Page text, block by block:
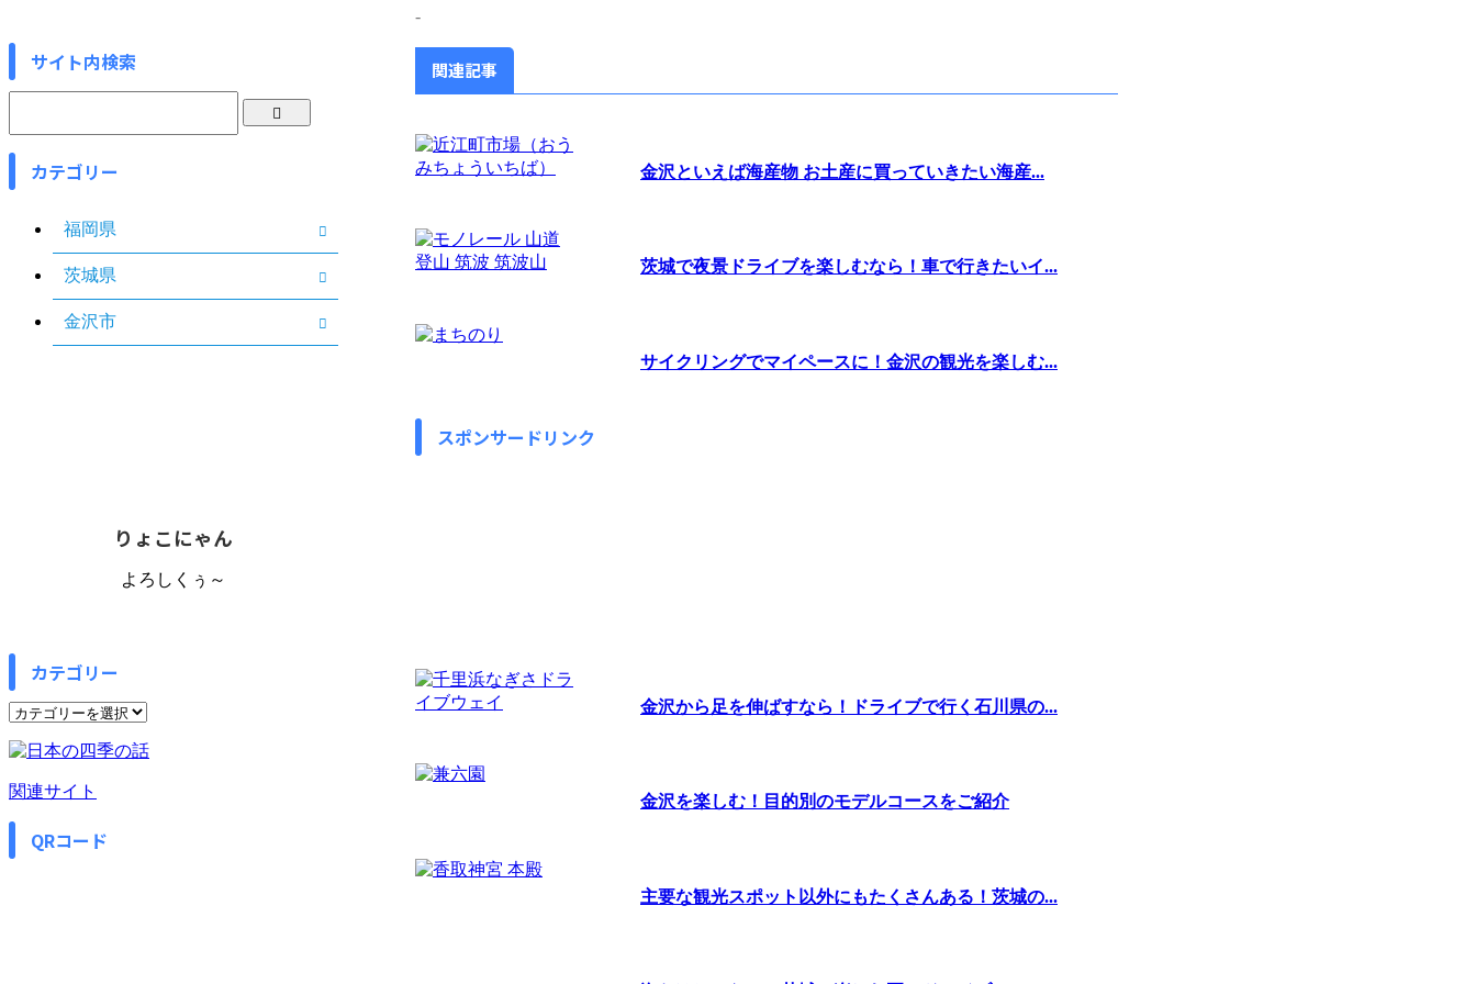
-
関連記事
金沢といえば海産物 お土産に買っていきたい海産...
茨城で夜景ドライブを楽しむなら！車で行きたいイ...
サイクリングでマイペースに！金沢の観光を楽しむ...
スポンサードリンク
金沢から足を伸ばすなら！ドライブで行く石川県の...
金沢を楽しむ！目的別のモデルコースをご紹介
主要な観光スポット以外にもたくさんある！茨城の...
サイト内検索
カテゴリー
福岡県
茨城県
金沢市
りょこにゃん
よろしくぅ～
カテゴリー
カ
ゴ
リ
ー
関連サイト
QRコード